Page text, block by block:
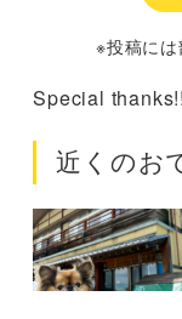
※投稿に
Special thanks!!
近くのお